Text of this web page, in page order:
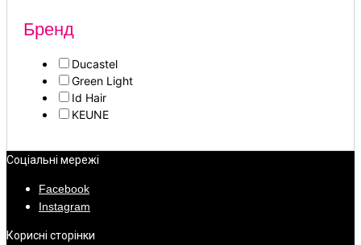
Бренд
Ducastel
Green Light
Id Hair
KEUNE
Соціальні мережі
Facebook
Instagram
Корисні сторінки